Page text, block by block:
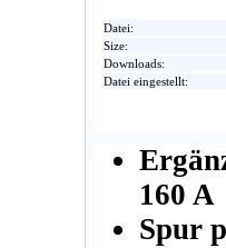
Datei:
Size:
Downloads:
Datei eingestellt:
160 A
Spur